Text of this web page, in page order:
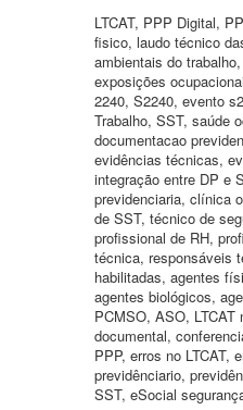
LTCAT, PPP Digital,
fisico, laudo técnico
ambientais do
exposições
2240, S2240, evento
Trabalho, SST, saúde
documentacao
evidências técnicas,
integração entre DP e
previdenciaria, clínica
de SST, técnico de
profissional de RH,
técnica, responsáveis
habilitadas, agentes
agentes biológicos,
PCMSO, ASO,
documental,
PPP, erros no LTCAT,
previdênciario,
SST, eSocial